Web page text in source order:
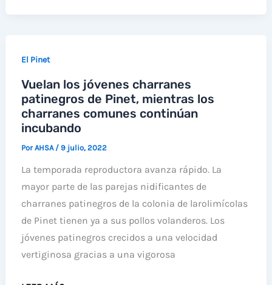
UN
VALLADO
EN
UNA
ZONA
DE
NIDIFICACIÓN
DE
RAPACES
EN
LA
MATA
El Pinet
Vuelan los jóvenes charranes
patinegros de Pinet, mientras los
charranes comunes continúan
incubando
PorAHSA / 9 julio, 2022
La temporada reproductora avanza rápido. La
mayor parte de las parejas nidificantes de
charranes patinegros de la colonia de larolimícolas
de Pinet tienen ya a sus pollos volanderos. Los
jóvenes patinegros crecidos a una velocidad
vertiginosa gracias a una vigorosa